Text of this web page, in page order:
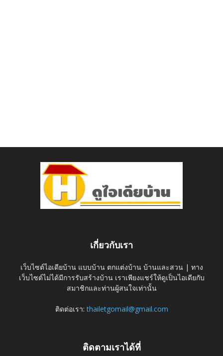
เกี่ยวกับเรา
เว็บไซต์ไอเดียบ้าน แบบบ้าน ตกแต่งบ้าน บ้านและสวน | ทาง
เว็บไซต์ไม่ได้มีการรับสร้างบ้าน เราเพียงแชร์ให้ดูเป็นไอเดียกับ
สมาชิกและท่านผู้สนใจเท่านั้น
ติดต่อเรา:thailetgomail@gmail.com
ติดตามเราได้ที่